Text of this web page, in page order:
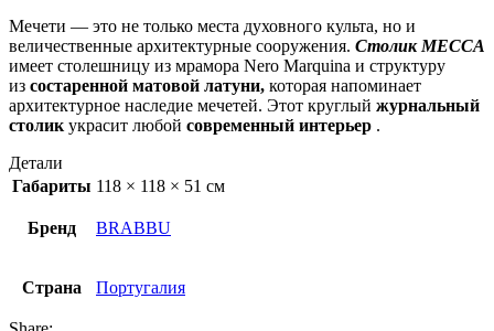
Мечети — это не только места духовного культа, но и
величественные архитектурные сооружения. Столик MECCA
имеет столешницу из мрамора Nero Marquina и структуру
из состаренной матовой латуни, которая напоминает
архитектурное наследие мечетей. Этот круглый журнальный
столик украсит любой современный интерьер .
Детали
Габариты 118 × 118 × 51 см
Бренд BRABBU
Страна Португалия